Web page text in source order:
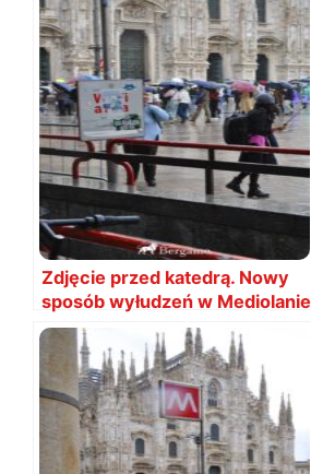
Zdjęcie przed katedrą. Nowy
sposób wyłudzeń w Mediolanie